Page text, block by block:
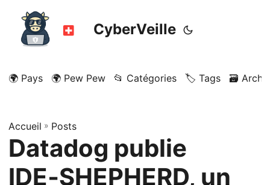
CyberVeille
🌍 Pays 🌍 Pew Pew 📂 Catégories 🏷️ Tags 🗃️
Accueil » Posts
Datadog publie
IDE‑SHEPHERD, un